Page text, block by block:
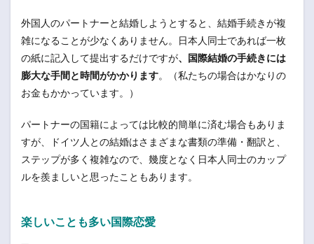
外国人のパートナーと結婚しようとすると、結婚手続きが複
雑になることが少なくありません。日本人同士であれば一枚
の紙に記入して提出するだけですが、国際結婚の手続きには
膨大な手間と時間がかかります。（私たちの場合はかなりの
お金もかかっています。）
パートナーの国籍によっては比較的簡単に済む場合もありま
すが、ドイツ人との結婚はさまざまな書類の準備・翻訳と、
ステップが多く複雑なので、幾度となく日本人同士のカップ
ルを羨ましいと思ったこともあります。
楽しいことも多い国際恋愛